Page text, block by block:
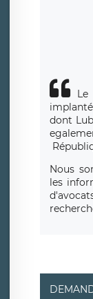
Le
dont
Ré
Nous
les